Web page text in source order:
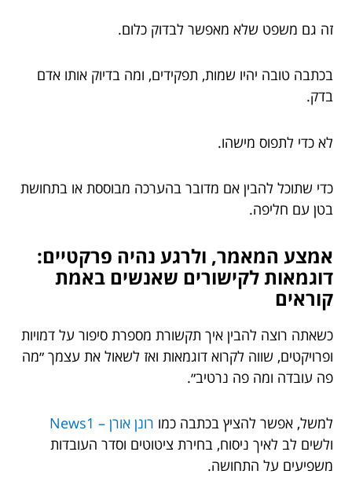
זה גם משפט שלא מאפשר לבדוק כלום.
בכתבה טובה יהיו שמות, תפקידים, ומה בדיוק אותו אדם
בדק.
לא כדי לתפוס מישהו.
כדי שתוכל להבין אם מדובר בהערכה מבוססת או בתחושת
בטן עם חליפה.
אמצע המאמר, ולרגע נהיה פרקטיים:
דוגמאות לקישורים שאנשים באמת
קוראים
כשאתה רוצה להבין איך תקשורת מספרת סיפור על דמויות
ופרויקטים, שווה לקרוא דוגמאות ואז לשאול את עצמך ״מה
פה עובדה ומה פה נרטיב״.
למשל, אפשר להציץ בכתבה כמו רונן אורן – News1
ולשים לב לאיך ניסוח, בחירת ציטוטים וסדר העובדות
משפיעים על התחושה.